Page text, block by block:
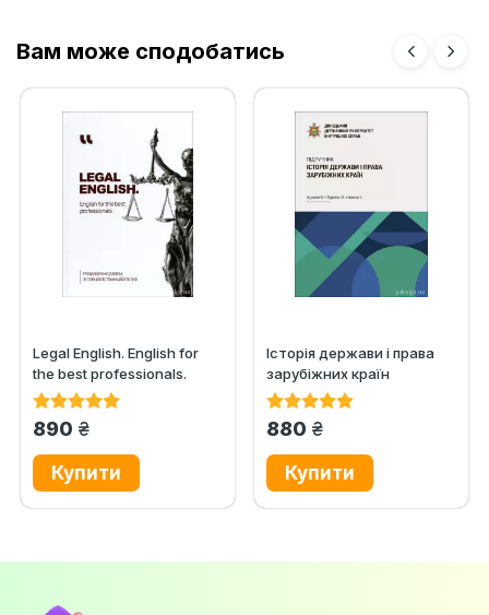
Вам може сподобатись
Legal English. English for
the best professionals.
Workbook
890 грн.
Історія держави i права
зарубіжних кpaїн
880 грн.